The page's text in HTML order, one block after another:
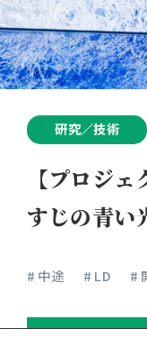
研究／技術
【プロジ
すじの青い
# 中途 # LD #